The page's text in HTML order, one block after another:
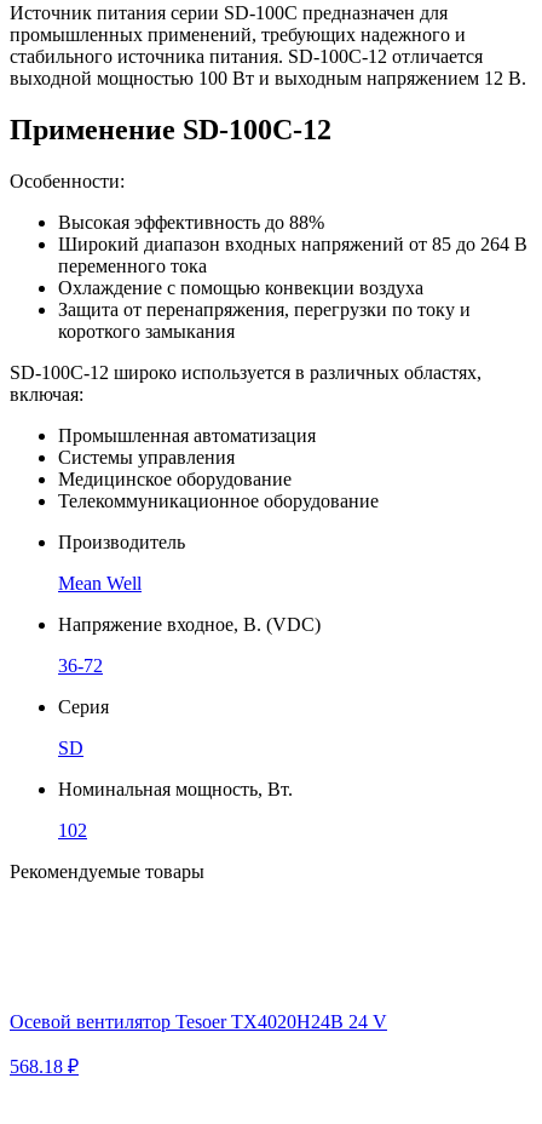
Источник питания серии SD-100C предназначен для
промышленных применений, требующих надежного и
стабильного источника питания. SD-100C-12 отличается
выходной мощностью 100 Вт и выходным напряжением 12 В.
Применение SD-100C-12
Особенности:
Высокая эффективность до 88%
Широкий диапазон входных напряжений от 85 до 264 В
переменного тока
Охлаждение с помощью конвекции воздуха
Защита от перенапряжения, перегрузки по току и
короткого замыкания
SD-100C-12 широко используется в различных областях,
включая:
Промышленная автоматизация
Системы управления
Медицинское оборудование
Телекоммуникационное оборудование
Производитель
Mean Well
Напряжение входное, В. (VDC)
36-72
Серия
SD
Номинальная мощность, Вт.
102
Рекомендуемые товары
Осевой вентилятор Tesoer TX4020H24B 24 V
568.18 ₽